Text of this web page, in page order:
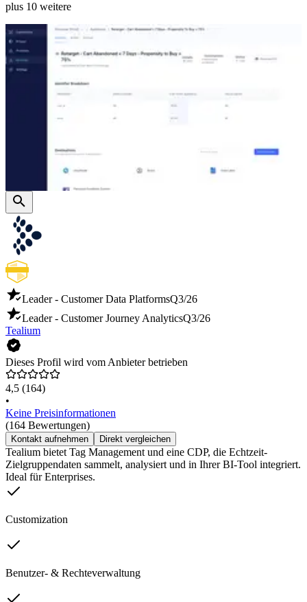
plus 10 weitere
Leader - Customer Data PlatformsQ3/26
Leader - Customer Journey AnalyticsQ3/26
Tealium
Dieses Profil wird vom Anbieter betrieben
4,5 (164)
•
Keine Preisinformationen
(164 Bewertungen)
Kontakt aufnehmen Direkt vergleichen
Tealium bietet Tag Management und eine CDP, die Echtzeit-
Zielgruppendaten sammelt, analysiert und in Ihrer BI-Tool integriert.
Ideal für Enterprises.
Customization
Benutzer- & Rechteverwaltung